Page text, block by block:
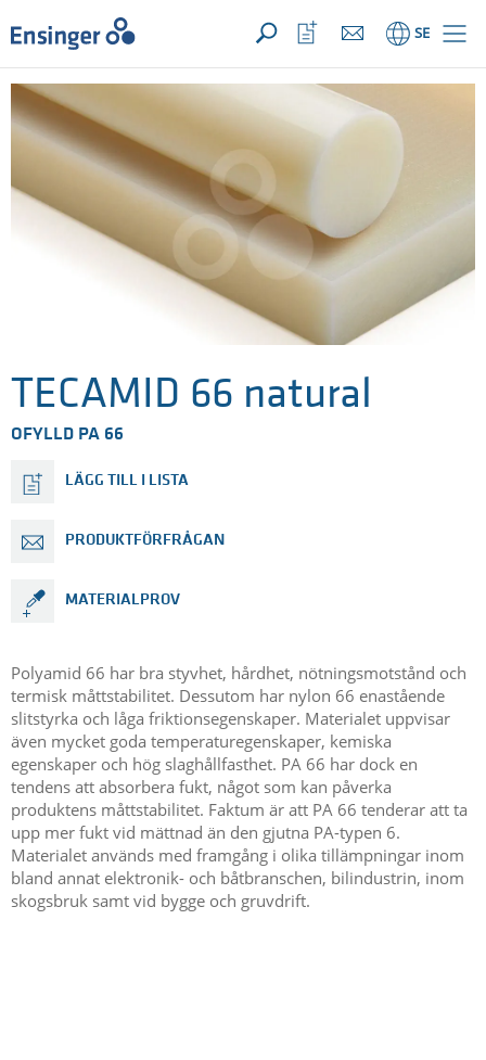
DIN FÖRFRÅGAN ({{productCount}} Products)Öppna
Hem SE
Öppna
favoriter
TECAMID 66 natural
OFYLLD PA 66
LÄGG TILL I LISTA
PRODUKTFÖRFRÅGAN
MATERIALPROV
Polyamid 66 har bra styvhet, hårdhet, nötningsmotstånd och
termisk måttstabilitet. Dessutom har nylon 66 enastående
slitstyrka och låga friktionsegenskaper. Materialet uppvisar
även mycket goda temperaturegenskaper, kemiska
egenskaper och hög slaghållfasthet. PA 66 har dock en
tendens att absorbera fukt, något som kan påverka
produktens måttstabilitet. Faktum är att PA 66 tenderar att ta
upp mer fukt vid mättnad än den gjutna PA-typen 6.
Materialet används med framgång i olika tillämpningar inom
bland annat elektronik- och båtbranschen, bilindustrin, inom
skogsbruk samt vid bygge och gruvdrift.